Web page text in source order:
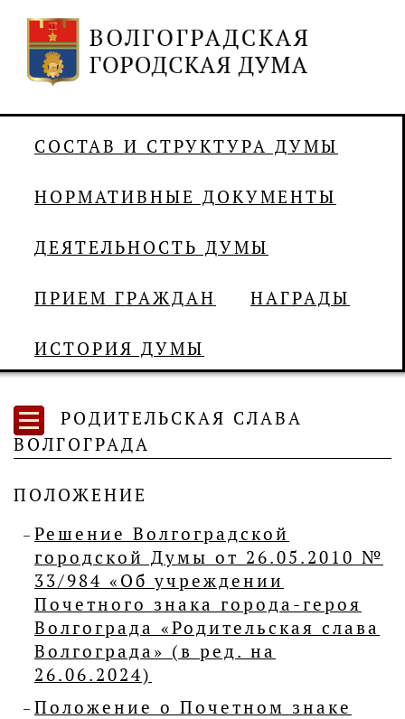
СОСТАВ И СТРУКТУРА ДУМЫ
НОРМАТИВНЫЕ ДОКУМЕНТЫ
ДЕЯТЕЛЬНОСТЬ ДУМЫ
ПРИЕМ ГРАЖДАН НАГРАДЫ
ИСТОРИЯ ДУМЫ
РОДИТЕЛЬСКАЯ СЛАВА
ВОЛГОГРАДА
ПОЛОЖЕНИЕ
Решение Волгоградской
городской Думы от 26.05.2010 №
33/984 «Об учреждении
Почетного знака города-героя
Волгограда «Родительская слава
Волгограда» (в ред. на
26.06.2024)
Положение о Почетном знаке